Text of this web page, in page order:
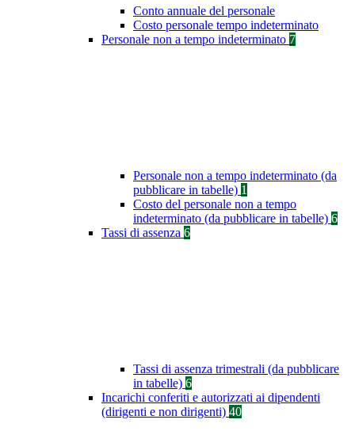
Conto annuale del personale
Costo personale tempo indeterminato
Personale non a tempo indeterminato 7
Personale non a tempo indeterminato (da
pubblicare in tabelle) 1
Costo del personale non a tempo
indeterminato (da pubblicare in tabelle) 6
Tassi di assenza 6
Tassi di assenza trimestrali (da pubblicare
in tabelle) 6
Incarichi conferiti e autorizzati ai dipendenti
(dirigenti e non dirigenti) 40